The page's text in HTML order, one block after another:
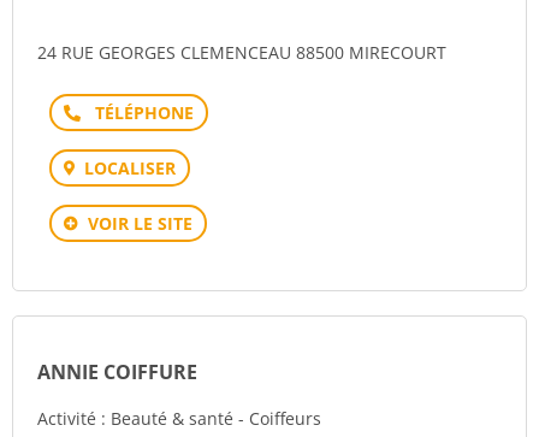
24 RUE GEORGES CLEMENCEAU 88500 MIRECOURT
Téléphone
LOCALISER
VOIR LE SITE
ANNIE COIFFURE
Activité : Beauté & santé - Coiffeurs